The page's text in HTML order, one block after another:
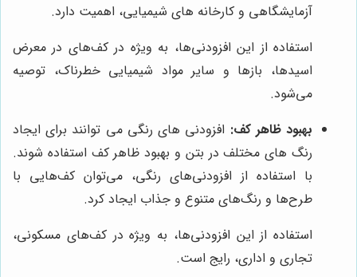
آزمایشگاهی و کارخانه های شیمیایی، اهمیت دارد.
استفاده از این افزودنی‌ها، به ویژه در کف‌های در معرض
اسیدها، بازها و سایر مواد شیمیایی خطرناک، توصیه
می‌شود.
بهبود ظاهر کف: افزودنی های رنگی می توانند برای ایجاد
رنگ های مختلف در بتن و بهبود ظاهر کف استفاده شوند.
با استفاده از افزودنی‌های رنگی، می‌توان کف‌هایی با
طرح‌ها و رنگ‌های متنوع و جذاب ایجاد کرد.
استفاده از این افزودنی‌ها، به ویژه در کف‌های مسکونی،
تجاری و اداری، رایج است.